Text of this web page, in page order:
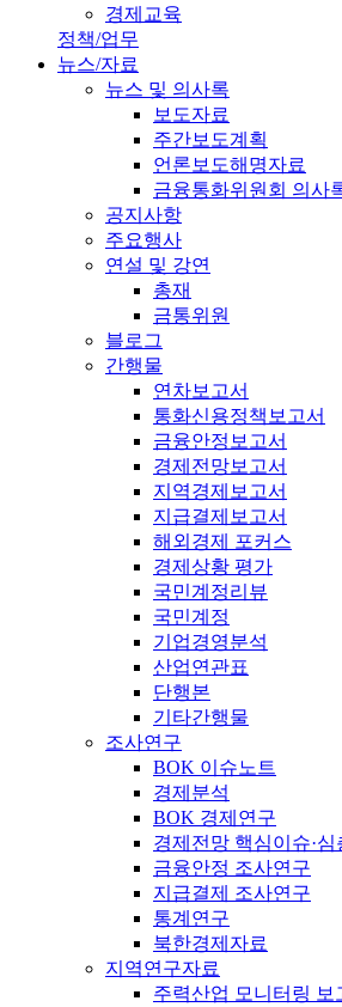
경제교육
정책/업무
뉴스/자료
뉴스 및 의사록
보도자료
주간보도계획
언론보도해명자료
금융통화위원회 의사
공지사항
주요행사
연설 및 강연
총재
금통위원
블로그
간행물
연차보고서
통화신용정책보고서
금융안정보고서
경제전망보고서
지역경제보고서
지급결제보고서
해외경제 포커스
경제상황 평가
국민계정리뷰
국민계정
기업경영분석
산업연관표
단행본
기타간행물
조사연구
BOK 이슈노트
경제분석
BOK 경제연구
경제전망 핵심이슈·심
금융안정 조사연구
지급결제 조사연구
통계연구
북한경제자료
지역연구자료
주력산업 모니터링 보